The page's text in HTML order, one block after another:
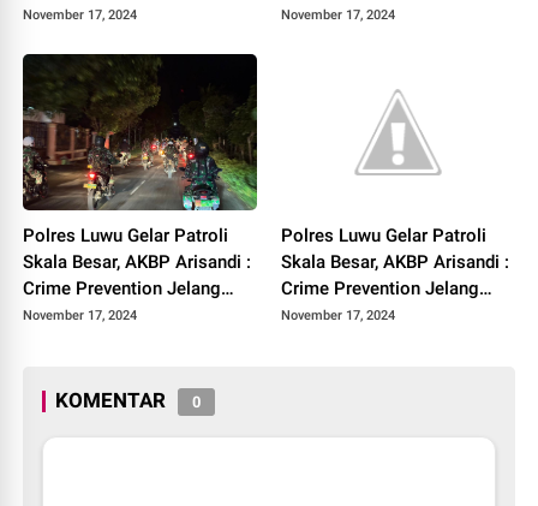
Keamanan Jelang Pilkada
November 17, 2024
Partisipasi Masyarakat
November 17, 2024
Polres Luwu Gelar Patroli
Skala Besar, AKBP Arisandi :
Crime Prevention Jelang
Pilkada
November 17, 2024
Polres Luwu Gelar Patroli
Skala Besar, AKBP Arisandi :
Crime Prevention Jelang
Pilkada
November 17, 2024
KOMENTAR 0